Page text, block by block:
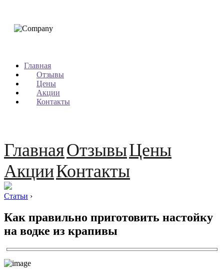
Главная
Отзывы
Цены
Акции
Контакты
ГлавнаяОтзывыЦены
АкцииКонтакты
Статьи ›
Как правильно приготовить настойку
на водке из крапивы